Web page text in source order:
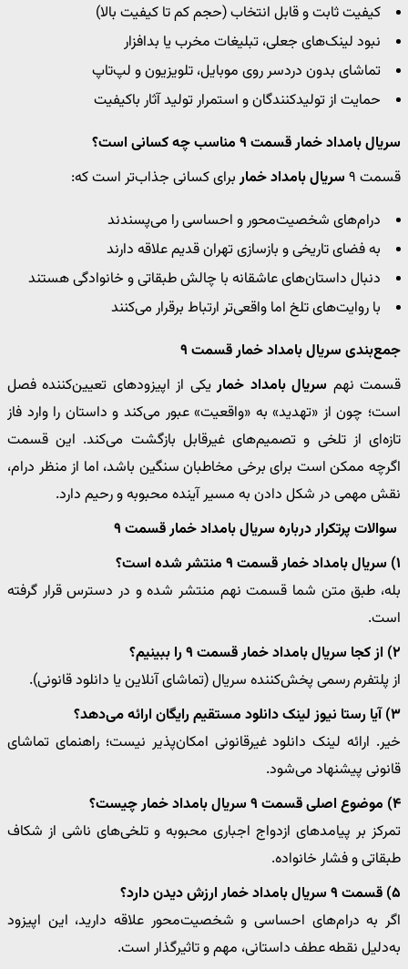
کیفیت ثابت و قابل انتخاب (حجم کم تا کیفیت بالا)
نبود لینک‌های جعلی، تبلیغات مخرب یا بدافزار
تماشای بدون دردسر روی موبایل، تلویزیون و لپ‌تاپ
حمایت از تولیدکنندگان و استمرار تولید آثار باکیفیت
سریال بامداد خمار قسمت ۹ مناسب چه کسانی است؟
قسمت ۹
سریال بامداد خماربرای کسانی جذاب‌تر است که:
درام‌های شخصیت‌محور و احساسی را می‌پسندند
به فضای تاریخی و بازسازی تهران قدیم علاقه دارند
دنبال داستان‌های عاشقانه با چالش طبقاتی و خانوادگی هستند
با روایت‌های تلخ اما واقعی‌تر ارتباط برقرار می‌کنند
جمع‌بندی سریال بامداد خمار قسمت ۹
قسمت نهم سریال بامداد خماریکی از اپیزودهای تعیین‌کننده فصل
است؛ چون از «تهدید» به «واقعیت» عبور می‌کند و داستان را وارد فاز
تازه‌ای از تلخی و تصمیم‌های غیرقابل بازگشت می‌کند. این قسمت
اگرچه ممکن است برای برخی مخاطبان سنگین باشد، اما از منظر درام،
نقش مهمی در شکل دادن به مسیر آینده محبوبه و رحیم دارد.
سوالات پرتکرار درباره سریال بامداد خمار قسمت ۹
۱) سریال بامداد خمار قسمت ۹ منتشر شده است؟
بله، طبق متن شما قسمت نهم منتشر شده و در دسترس قرار گرفته
است.
۲) از کجا سریال بامداد خمار قسمت ۹ را ببینیم؟
از پلتفرم رسمی پخش‌کننده سریال (تماشای آنلاین یا دانلود قانونی).
۳) آیا رستا نیوز لینک دانلود مستقیم رایگان ارائه می‌دهد؟
خیر. ارائه لینک دانلود غیرقانونی امکان‌پذیر نیست؛ راهنمای تماشای
قانونی پیشنهاد می‌شود.
۴) موضوع اصلی قسمت ۹ سریال بامداد خمار چیست؟
تمرکز بر پیامدهای ازدواج اجباری محبوبه و تلخی‌های ناشی از شکاف
طبقاتی و فشار خانواده.
۵) قسمت ۹ سریال بامداد خمار ارزش دیدن دارد؟
اگر به درام‌های احساسی و شخصیت‌محور علاقه دارید، این اپیزود
به‌دلیل نقطه عطف داستانی، مهم و تاثیرگذار است.